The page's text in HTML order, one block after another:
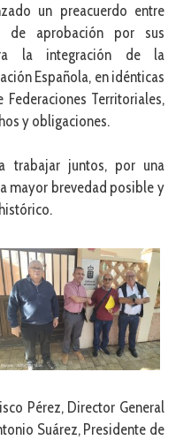
un preacuerdo entre
de aprobación por sus
la integración de la
Española, en idénticas
Territoriales,
y obligaciones.
trabajar juntos, por una
mayor brevedad posible y
Pérez, Director General
Suárez, Presidente de